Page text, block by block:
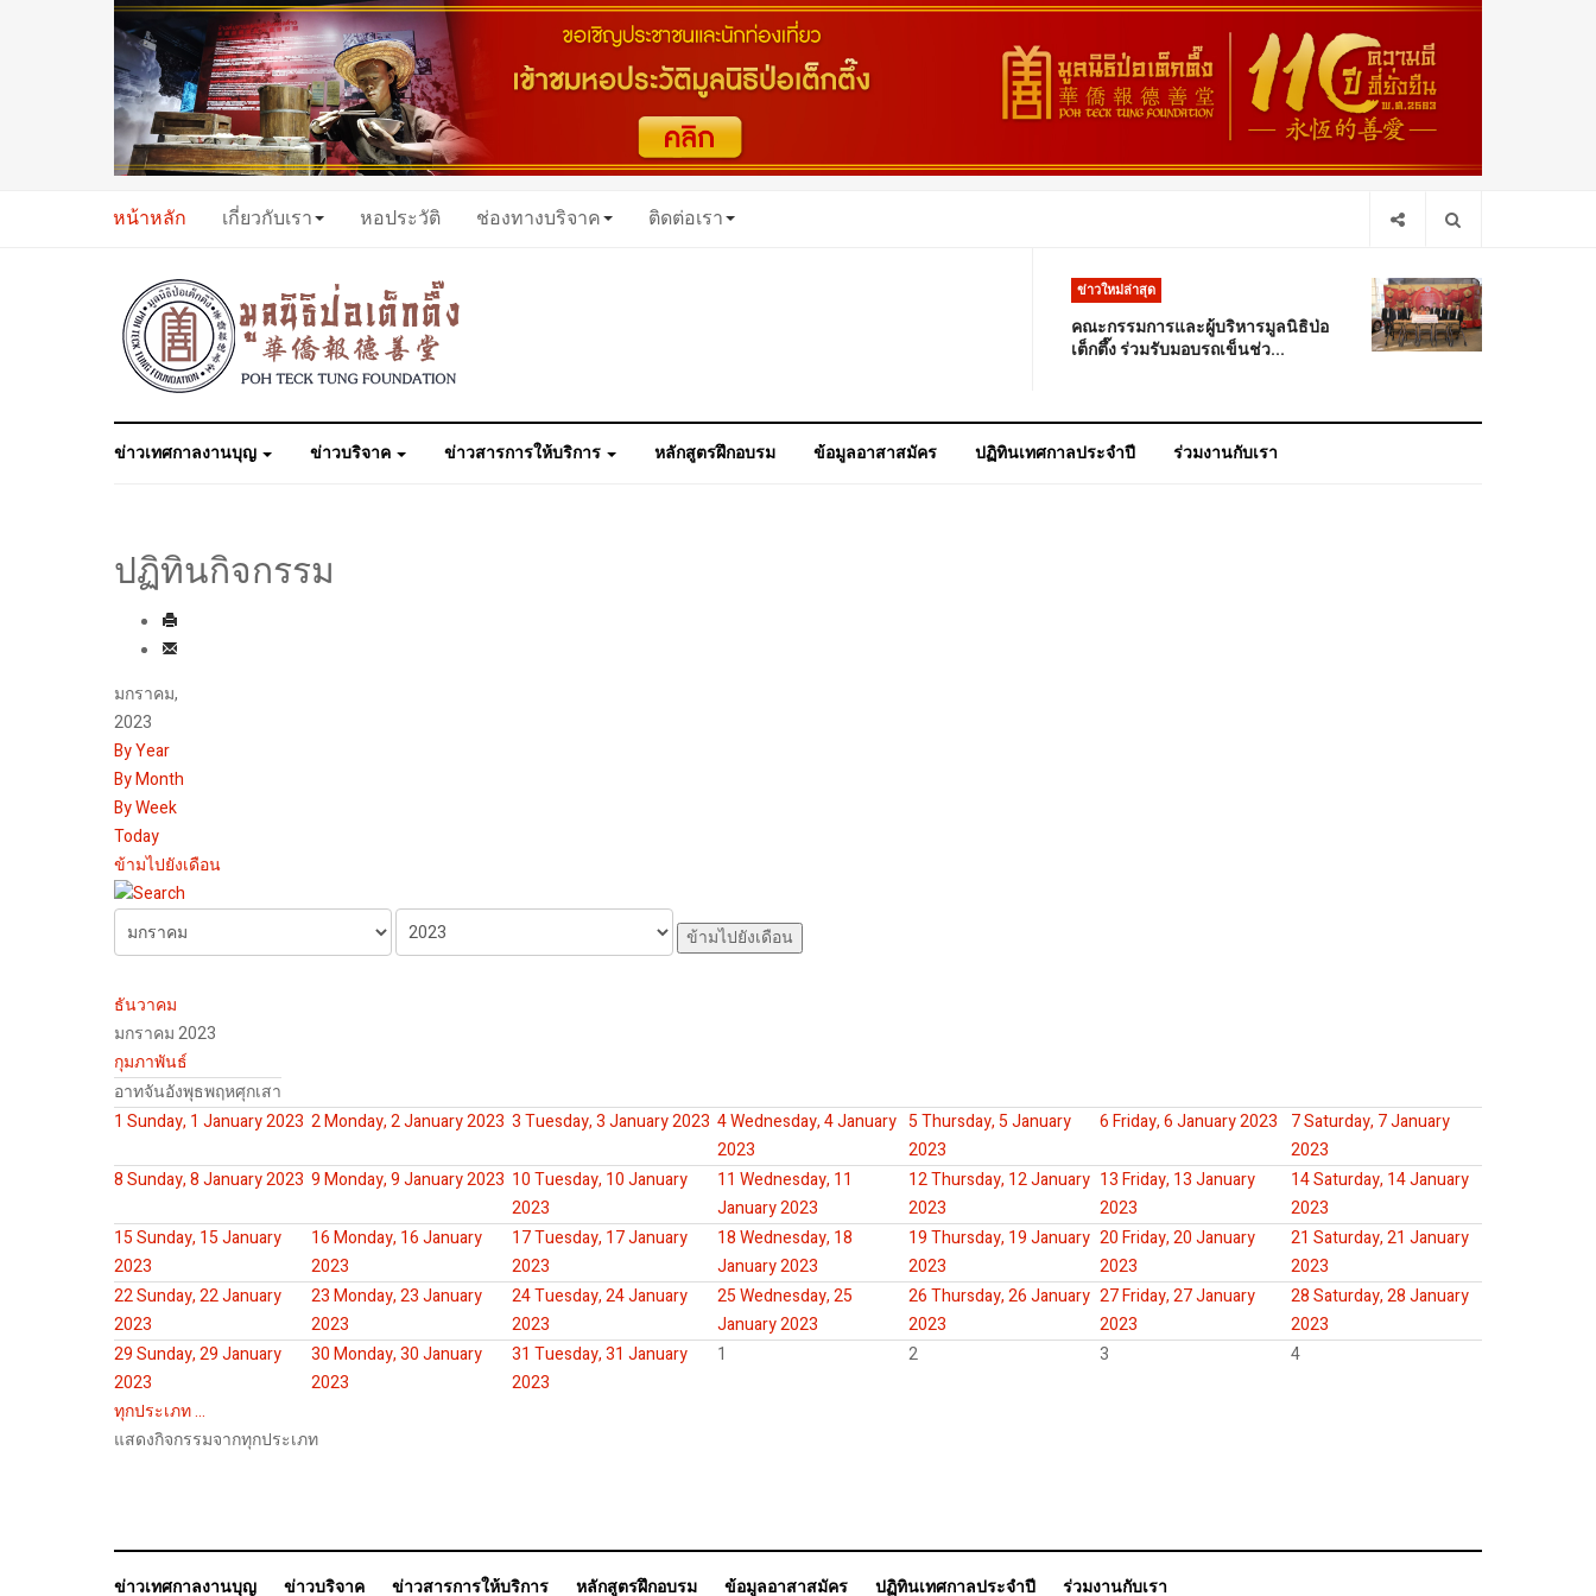
หน้าหลัก เกี่ยวกับเรา หอประวัติ ช่องทางบริจาค ติดต่อเรา
ข่าวใหม่ล่าสุด
คณะกรรมการและผู้บริหารมูลนิธิป่อ
เต็กตึ๊ง ร่วมรับมอบรถเข็นช่ว...
ข่าวเทศกาลงานบุญ ข่าวบริจาค ข่าวสารการให้บริการ หลักสูตรฝึกอบรม ข้อมูลอาสาสมัคร ปฏิทินเทศกาลประจำปี ร่วมงานกับเรา
ปฏิทินกิจกรรม
มกราคม,
2023
By Year
By Month
By Week
Today
ข้ามไปยังเดือน
ข้ามไปยังเดือน
ธันวาคม
มกราคม 2023
กุมภาพันธ์
อาทจันอังพุธพฤหศุกเสา
1 Sunday, 1 January 2023 2Monday, 2 January 2023 3Tuesday, 3 January 2023 4Wednesday, 4 January
2023
5Thursday, 5 January
2023
6Friday, 6 January 2023 7Saturday, 7 January
2023
8Sunday, 8 January 2023 9Monday, 9 January 2023 10Tuesday, 10 January
2023
11 Wednesday, 11
January 2023
12Thursday, 12 January
2023
13Friday, 13 January
2023
14Saturday, 14 January
2023
15Sunday, 15 January
2023
16Monday, 16 January
2023
17Tuesday, 17 January
2023
18Wednesday, 18
January 2023
19Thursday, 19 January
2023
20Friday, 20 January
2023
21 Saturday, 21 January
2023
22Sunday, 22 January
2023
23Monday, 23 January
2023
24Tuesday, 24 January
2023
25Wednesday, 25
January 2023
26Thursday, 26 January
2023
27Friday, 27 January
2023
28Saturday, 28 January
2023
29Sunday, 29 January
2023
30Monday, 30 January
2023
31 Tuesday, 31 January
2023
1 2 3 4
ทุกประเภท ...
แสดงกิจกรรมจากทุกประเภท
ข่าวเทศกาลงานบุญ ข่าวบริจาค ข่าวสารการให้บริการ หลักสูตรฝึกอบรม ข้อมูลอาสาสมัคร ปฏิทินเทศกาลประจำปี ร่วมงานกับเรา